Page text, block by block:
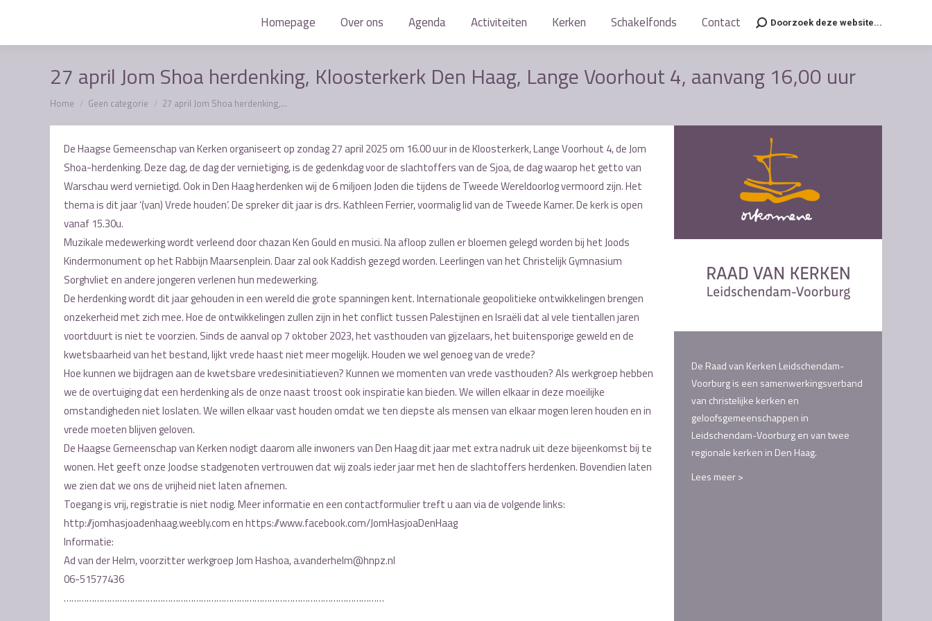
Homepage Over ons Agenda Activiteiten Kerken Schakelfonds Contact Search:Doorzoek deze website...
27 april Jom Shoa herdenking, Kloosterkerk Den Haag, Lange Voorhout 4, aanvang 16,00 uur
Je bent hier:
Home Geen categorie 27 april Jom Shoa herdenking,…
De Haagse Gemeenschap van Kerken organiseert op zondag 27 april 2025 om 16.00 uur in de Kloosterkerk, Lange Voorhout 4, de Jom
Shoa-herdenking. Deze dag, de dag der vernietiging, is de gedenkdag voor de slachtoffers van de Sjoa, de dag waarop het getto van
Warschau werd vernietigd. Ook in Den Haag herdenken wij de 6 miljoen Joden die tijdens de Tweede Wereldoorlog vermoord zijn. Het
thema is dit jaar ‘(van) Vrede houden’. De spreker dit jaar is drs. Kathleen Ferrier, voormalig lid van de Tweede Kamer. De kerk is open
vanaf 15.30u.
Muzikale medewerking wordt verleend door chazan Ken Gould en musici. Na afloop zullen er bloemen gelegd worden bij het Joods
Kindermonument op het Rabbijn Maarsenplein. Daar zal ook Kaddish gezegd worden. Leerlingen van het Christelijk Gymnasium
Sorghvliet en andere jongeren verlenen hun medewerking.
De herdenking wordt dit jaar gehouden in een wereld die grote spanningen kent. Internationale geopolitieke ontwikkelingen brengen
onzekerheid met zich mee. Hoe de ontwikkelingen zullen zijn in het conflict tussen Palestijnen en Israëli dat al vele tientallen jaren
voortduurt is niet te voorzien. Sinds de aanval op 7 oktober 2023, het vasthouden van gijzelaars, het buitensporige geweld en de
kwetsbaarheid van het bestand, lijkt vrede haast niet meer mogelijk. Houden we wel genoeg van de vrede?
Hoe kunnen we bijdragen aan de kwetsbare vredesinitiatieven? Kunnen we momenten van vrede vasthouden? Als werkgroep hebben
we de overtuiging dat een herdenking als de onze naast troost ook inspiratie kan bieden. We willen elkaar in deze moeilijke
omstandigheden niet loslaten. We willen elkaar vast houden omdat we ten diepste als mensen van elkaar mogen leren houden en in
vrede moeten blijven geloven.
De Haagse Gemeenschap van Kerken nodigt daarom alle inwoners van Den Haag dit jaar met extra nadruk uit deze bijeenkomst bij te
wonen. Het geeft onze Joodse stadgenoten vertrouwen dat wij zoals ieder jaar met hen de slachtoffers herdenken. Bovendien laten
we zien dat we ons de vrijheid niet laten afnemen.
Toegang is vrij, registratie is niet nodig. Meer informatie en een contactformulier treft u aan via de volgende links:
http://jomhasjoadenhaag.weebly.com en https://www.facebook.com/JomHasjoaDenHaag
Informatie:
Ad van der Helm, voorzitter werkgroep Jom Hashoa, a.vanderhelm@hnpz.nl
06-51577436
………………………………………………………………………………………………………………
De Raad van Kerken Leidschendam-
Voorburg is een samenwerkingsverband
van christelijke kerken en
geloofsgemeenschappen in
Leidschendam-Voorburg en van twee
regionale kerken in Den Haag.
Lees meer >
Homepage Over ons Agenda Activiteiten Kerken Schakelfonds Contact Search:Doorzoek deze website...